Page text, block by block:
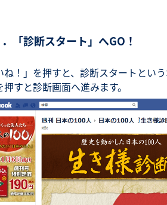
「診断スタート」へGO！
ね！」を押すと、診断スタートとい
すと診断画面へ進みます。